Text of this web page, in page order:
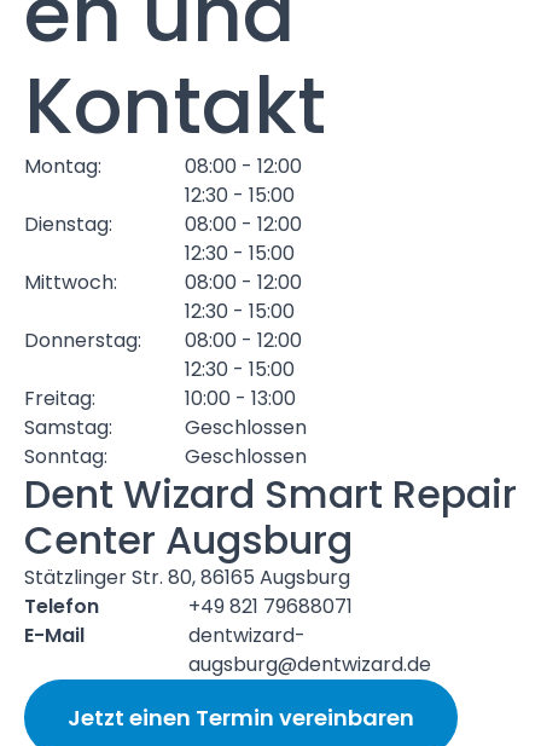
Kontakt
Montag:
08:00 - 12:00
12:30 - 15:00
Dienstag:
08:00 - 12:00
12:30 - 15:00
Mittwoch:
08:00 - 12:00
12:30 - 15:00
Donnerstag:
08:00 - 12:00
12:30 - 15:00
Freitag:
10:00 - 13:00
Samstag:
Geschlossen
Sonntag:
Geschlossen
Dent Wizard Smart Repair
Center Augsburg
Stätzlinger Str. 80, 86165 Augsburg
Telefon
+49 821 79688071
E-Mail
dentwizard-
augsburg@dentwizard.de
Jetzt einen Termin vereinbaren